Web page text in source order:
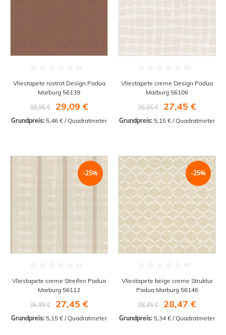
Vliestapete rostrot Design Padua
Marburg 56139
38,95 €
29,09 €
Grundpreis: 5,46 € / Quadratmeter
Vliestapete creme Design Padua
Marburg 56106
36,95 €
27,45 €
Grundpreis: 5,15 € / Quadratmeter
-25%
Vliestapete creme Streifen Padua
Marburg 56112
36,95 €
27,45 €
Grundpreis: 5,15 € / Quadratmeter
-25%
Vliestapete beige creme Struktur
Padua Marburg 56146
38,45 €
28,47 €
Grundpreis: 5,34 € / Quadratmeter